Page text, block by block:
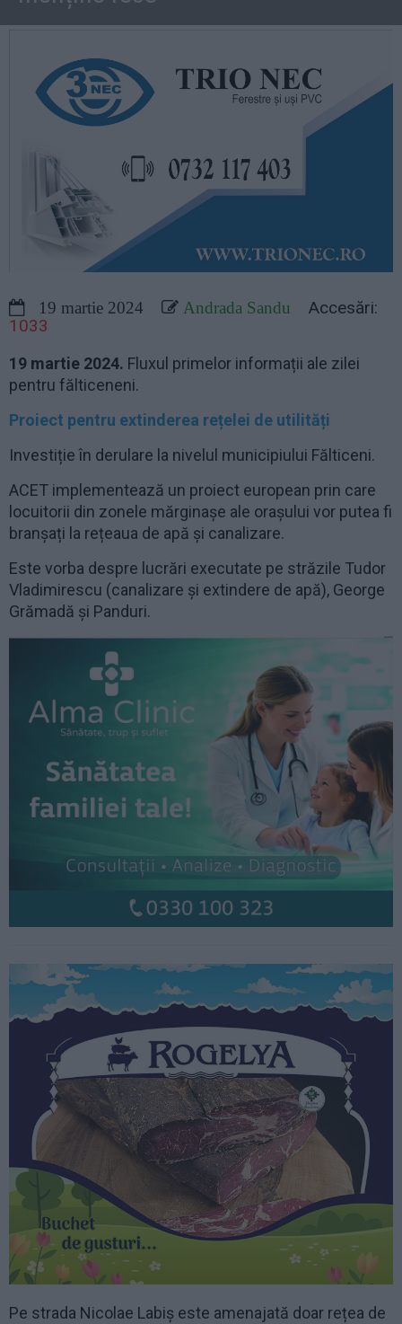
19 martie 2024 Andrada Sandu
Accesări:
1033
19 martie 2024. Fluxul primelor informații ale zilei
pentru fălticeneni.
Proiect pentru extinderea rețelei de utilități
Investiție în derulare la nivelul municipiului Fălticeni.
ACET implementează un proiect european prin care
locuitorii din zonele mărginașe ale orașului vor putea fi
branșați la rețeaua de apă și canalizare.
Este vorba despre lucrări executate pe străzile Tudor
Vladimirescu (canalizare și extindere de apă), George
Grămadă și Panduri.
Pe strada Nicolae Labiș este amenajată doar rețea de